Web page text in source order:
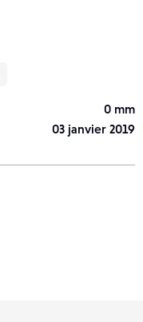
0 mm
03 janvier 2019